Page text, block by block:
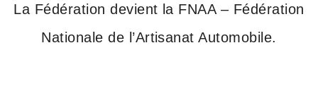
La Fédération devient la FNAA – Fédération
Nationale de l’Artisanat Automobile.